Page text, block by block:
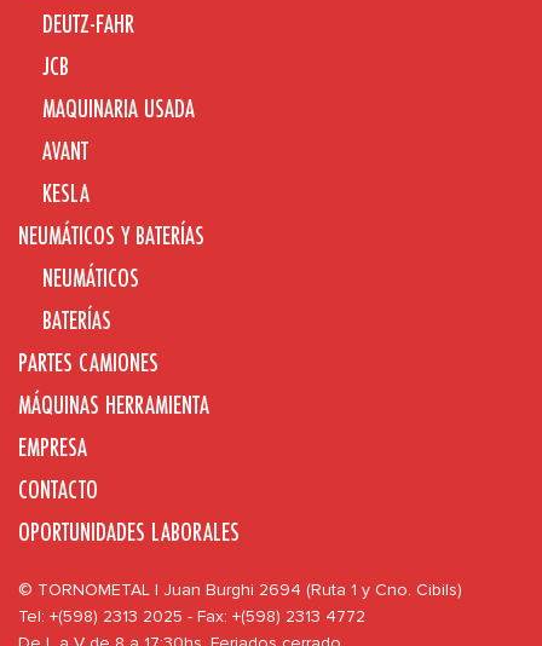
DEUTZ-FAHR
JCB
MAQUINARIA USADA
AVANT
KESLA
NEUMÁTICOS Y BATERÍAS
NEUMÁTICOS
BATERÍAS
PARTES CAMIONES
MÁQUINAS HERRAMIENTA
EMPRESA
CONTACTO
OPORTUNIDADES LABORALES
© TORNOMETAL | Juan Burghi 2694 (Ruta 1 y Cno. Cibils)
Tel: +(598) 2313 2025 - Fax: +(598) 2313 4772